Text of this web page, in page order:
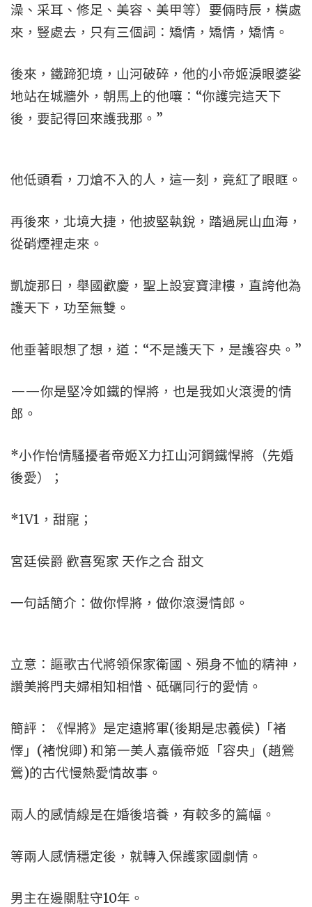
澡、采耳、修足、美容、美甲等）要倆時辰，橫處
來，豎處去，只有三個詞：矯情，矯情，矯情。
後來，鐵蹄犯境，山河破碎，他的小帝姬淚眼婆娑
地站在城牆外，朝馬上的他嚷：“你護完這天下
後，要記得回來護我那。”
他低頭看，刀熗不入的人，這一刻，竟紅了眼眶。
再後來，北境大捷，他披堅執銳，踏過屍山血海，
從硝煙裡走來。
凱旋那日，舉國歡慶，聖上設宴寶津樓，直誇他為
護天下，功至無雙。
他垂著眼想了想，道：“不是護天下，是護容央。”
——你是堅冷如鐵的悍將，也是我如火滾燙的情
郎。
*小作怡情騷擾者帝姬X力扛山河鋼鐵悍將（先婚
後愛）；
*1V1，甜寵；
宮廷侯爵 歡喜冤家 天作之合 甜文
一句話簡介：做你悍將，做你滾燙情郎。
立意：謳歌古代將領保家衛國、殞身不恤的精神，
讚美將門夫婦相知相惜、砥礪同行的愛情。
簡評：《悍將》是定遠將軍(後期是忠義侯)「褚
懌」(褚悅卿) 和第一美人嘉儀帝姬「容央」(趙鶯
鶯)的古代慢熱愛情故事。
兩人的感情線是在婚後培養，有較多的篇幅。
等兩人感情穩定後，就轉入保護家國劇情。
男主在邊關駐守10年。